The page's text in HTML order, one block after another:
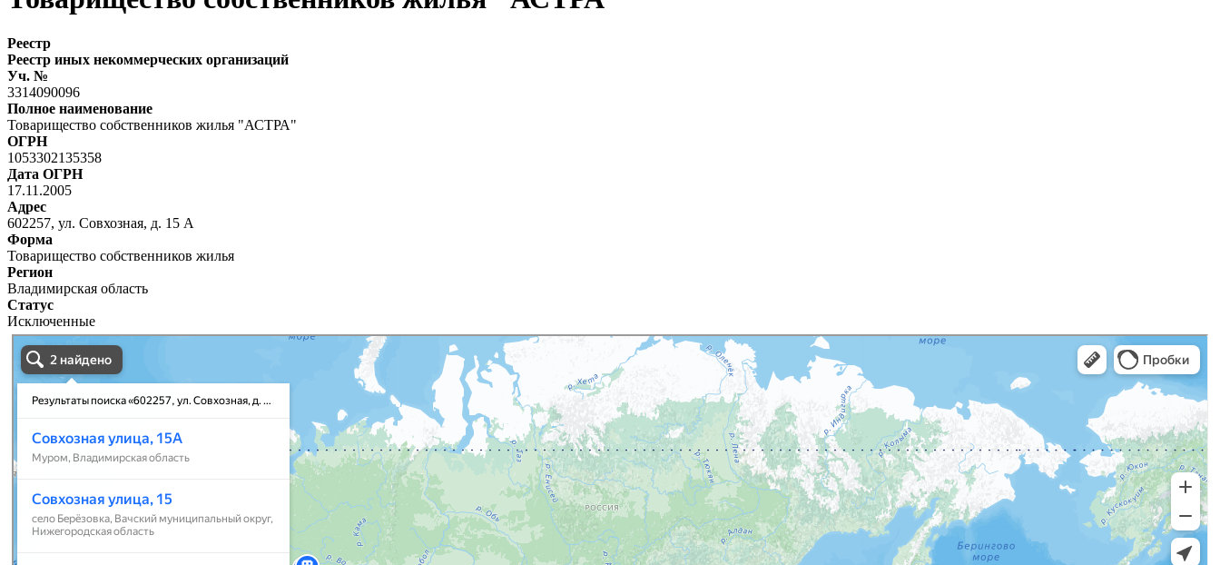
Реестр
Реестр иных некоммерческих организаций
Уч. №
3314090096
Полное наименование
Товарищество собственников жилья "АСТРА"
ОГРН
1053302135358
Дата ОГРН
17.11.2005
Адрес
602257, ул. Совхозная, д. 15 А
Форма
Товарищество собственников жилья
Регион
Владимирская область
Статус
Исключенные